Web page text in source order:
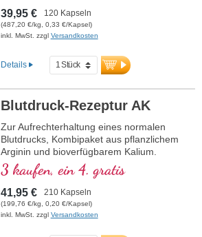
39,95 € 120 Kapseln
(487,20 €/kg, 0,33 €/Kapsel)
inkl. MwSt. zzgl Versandkosten
Details
Blutdruck-Rezeptur AK
Zur Aufrechterhaltung eines normalen
Blutdrucks, Kombipaket aus pflanzlichem
Arginin und bioverfügbarem Kalium.
3 kaufen, ein 4. gratis
41,95 € 210 Kapseln
(199,76 €/kg, 0,20 €/Kapsel)
inkl. MwSt. zzgl Versandkosten